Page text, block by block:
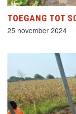
TOEGANG TOT
25 november 2024